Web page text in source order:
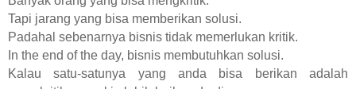
Tapi jarang yang bisa memberikan solusi.
Padahal sebenarnya bisnis tidak memerlukan kritik.
In the end of the day, bisnis membutuhkan solusi.
Kalau satu-satunya yang anda bisa berikan adalah